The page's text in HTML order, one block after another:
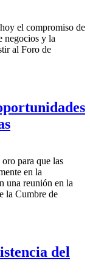
el compromiso de
negocios y la
al Foro de
para que las
en la
una reunión en la
la Cumbre de
del